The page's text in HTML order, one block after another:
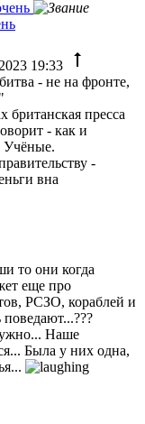
19:33
- не на фронте,
британская пресса
- как и
Учёные.
-
вна
то они когда
еще про
РСЗО, кораблей и
Наше
Была у них одна,